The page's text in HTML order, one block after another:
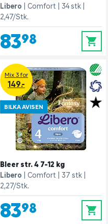
Libero
Comfort
34 stk
2,47/Stk.
83,98 0
Mix 3 for
149.-
BILKA AVISEN
Bleer str. 4 7-12 kg
Libero
Comfort
37 stk
2,27/Stk.
83,98 0